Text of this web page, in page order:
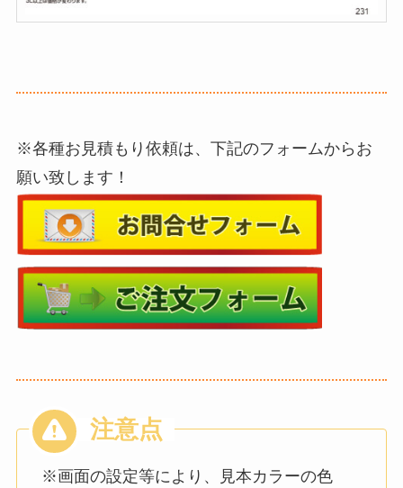
※各種お見積もり依頼は、下記のフォームからお
願い致します！
※画面の設定等により、見本カラーの色